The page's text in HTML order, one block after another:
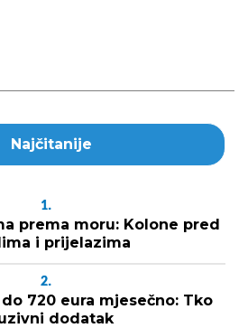
Najčitanije
1.
prema moru: Kolone pred
i prijelazima
2.
720 eura mjesečno: Tko
dodatak